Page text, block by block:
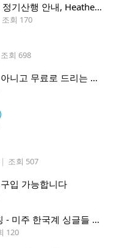
*시애틀 산악회, 8/5/2026, 수요일 정기산행 안내, Heather Lake*
조회 170
조회 698
변합기 글 올린 사람입니다 파는게 아니고 무료로 드리는 겁니다 필요하신분 연락처 남겨주시면 됩니다
| 조회 507
입 가능합니다
Couple.net 1:1 50만쌍 글로벌 매칭 - 미주 한국계 싱글들 모이세요
120